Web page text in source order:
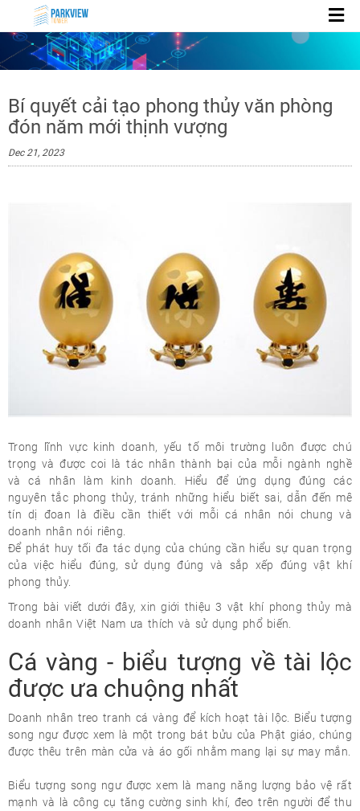
Bí quyết cải tạo phong thủy văn phòng
đón năm mới thịnh vượng
Dec 21, 2023
Trong lĩnh vực kinh doanh, yếu tố môi trường luôn được chú
trọng và được coi là tác nhân thành bại của mỗi ngành nghề
và cá nhân làm kinh doanh. Hiểu để ứng dụng đúng các
nguyên tắc phong thủy, tránh những hiểu biết sai, dẫn đến mê
tín dị đoan là điều cần thiết với mỗi cá nhân nói chung và
doanh nhân nói riêng.
Để phát huy tối đa tác dụng của chúng cần hiểu sự quan trọng
của việc hiểu đúng, sử dụng đúng và sắp xếp đúng vật khí
phong thủy.
Trong bài viết dưới đây, xin giới thiệu 3 vật khí phong thủy mà
doanh nhân Việt Nam ưa thích và sử dụng phổ biến.
Cá vàng - biểu tượng về tài lộc
được ưa chuộng nhất
Doanh nhân treo tranh cá vàng để kích hoạt tài lộc. Biểu tượng
song ngư được xem là một trong bát bửu của Phật giáo, chúng
được thêu trên màn cửa và áo gối nhằm mang lại sự may mắn.
Biểu tượng song ngư được xem là mang năng lượng bảo vệ rất
mạnh và là công cụ tăng cường sinh khí, đeo trên người để thu